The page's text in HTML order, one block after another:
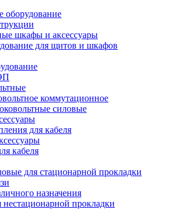
оборудование
шкафы и аксессуары
для щитов и шкафов
коммутационное
силовые
для кабеля
кабеля
для стационарной прокладки
назначения
прокладки